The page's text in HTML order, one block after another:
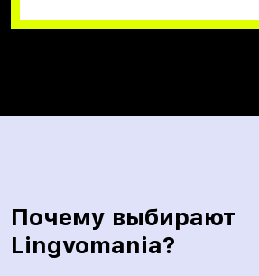
Почему выбирают
Lingvomania?